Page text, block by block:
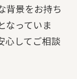
背景をお持ち
なっていま
心してご相談